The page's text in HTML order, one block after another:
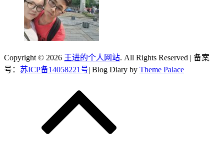
Copyright © 2026 王进的个人网站. All Rights Reserved | 备案
号： 苏ICP备14058221号| Blog Diary by Theme Palace